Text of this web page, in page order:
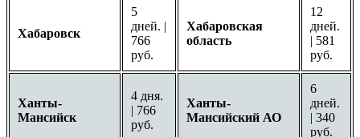
Хабаровск
5
дней. |
766
руб.
Хабаровская
область
12
дней.
| 581
руб.
Ханты-
Мансийск
4 дня.
| 766
руб.
Ханты-
Мансийский АО
6
дней.
| 340
руб.